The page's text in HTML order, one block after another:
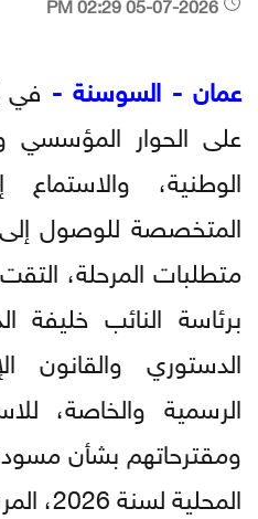
عمان - السوسنة - في
على الحوار المؤسسي
الوطنية، والاستماع
المتخصصة للوصول
متطلبات المرحلة، التقت
برئاسة النائب خليفة
الدستوري والقانون
الرسمية والخاصة،
ومقترحاتهم بشأن
المحلية لسنة 2026، المرسل من الحكومة.